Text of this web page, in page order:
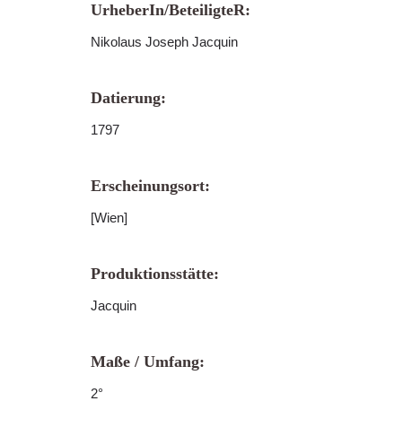
UrheberIn/BeteiligteR:
Nikolaus Joseph Jacquin
Datierung:
1797
Erscheinungsort:
[Wien]
Produktionsstätte:
Jacquin
Maße / Umfang:
2°